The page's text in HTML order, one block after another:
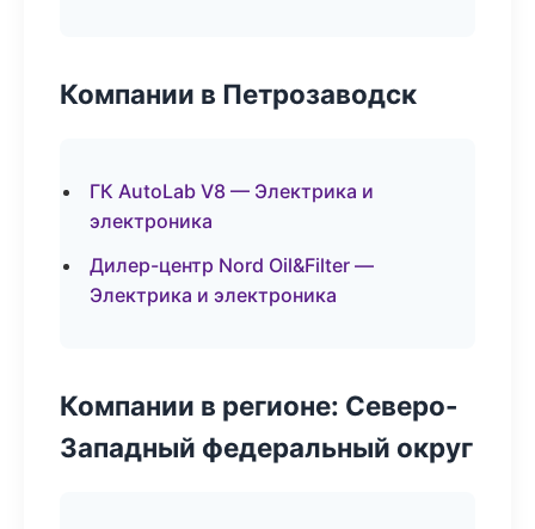
Компании в Петрозаводск
ГК AutoLab V8 — Электрика и
электроника
Дилер-центр Nord Oil&Filter —
Электрика и электроника
Компании в регионе: Северо-
Западный федеральный округ